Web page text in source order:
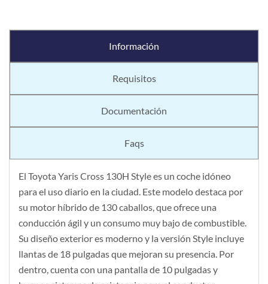
Información
Requisitos
Documentación
Faqs
El Toyota Yaris Cross 130H Style es un coche idóneo
para el uso diario en la ciudad. Este modelo destaca por
su motor híbrido de 130 caballos, que ofrece una
conducción ágil y un consumo muy bajo de combustible.
Su diseño exterior es moderno y la versión Style incluye
llantas de 18 pulgadas que mejoran su presencia. Por
dentro, cuenta con una pantalla de 10 pulgadas y